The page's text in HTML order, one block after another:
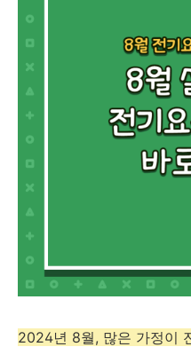
2024년 8월, 많은 가정이